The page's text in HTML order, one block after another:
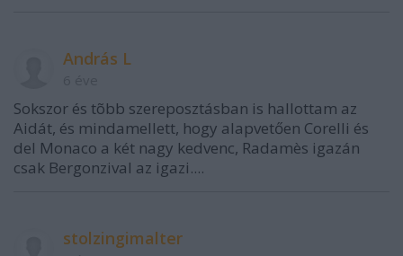
András L
Sokszor és tõbb szereposztásban is hallottam az
Aidát, és mindamellett, hogy alapvetően Corelli és
del Monaco a két nagy kedvenc, Radamès igazán
csak Bergonzival az igazi....
stolzingimalter